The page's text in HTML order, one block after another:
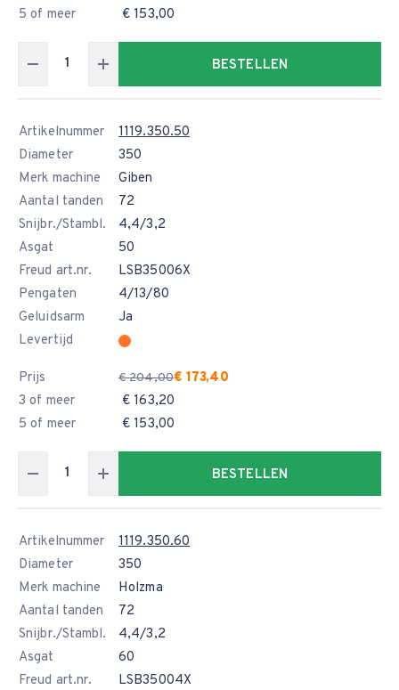
5 of meer € 153,00
BESTELLEN
Artikelnummer
1119.350.50
Diameter
350
Merk machine
Giben
Aantal tanden
72
Snijbr./Stambl.
4,4/3,2
Asgat
50
Freud art.nr.
LSB35006X
Pengaten
4/13/80
Geluidsarm
Ja
Levertijd
Prijs € 204,00€ 173,40
3 of meer
€ 163,20
5 of meer
€ 153,00
BESTELLEN
Artikelnummer
1119.350.60
Diameter
350
Merk machine
Holzma
Aantal tanden
72
Snijbr./Stambl.
4,4/3,2
Asgat
60
Freud art.nr.
LSB35004X